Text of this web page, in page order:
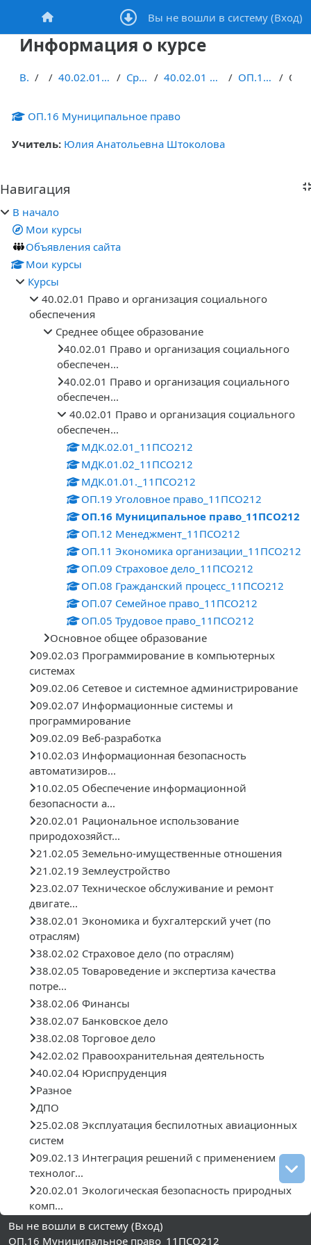
Перейти к основному содержанию
В начало Вы не вошли в систему (Вход)
Информация о курсе
В начало Курсы 40.02.01 Право и организация социального обеспечения Среднее общее образование 40.02.01 Право и организация социального обеспечения 2021 ОП.16 Муниципальное право_11ПСО212
ОП.16 Муниципальное право
Учитель: Юлия Анатольевна Штоколова
Блоки
Пропустить Навигация
Навигация
В начало
Мои курсы
Объявления сайта
Мои курсы
Курсы
40.02.01 Право и организация социального
обеспечения
Среднее общее образование
40.02.01 Право и организация социального
обеспечен...
40.02.01 Право и организация социального
обеспечен...
40.02.01 Право и организация социального
обеспечен...
МДК.02.01_11ПСО212
МДК.01.02_11ПСО212
МДК.01.01._11ПСО212
ОП.19 Уголовное право_11ПСО212
ОП.16 Муниципальное право_11ПСО212
ОП.12 Менеджмент_11ПСО212
ОП.11 Экономика организации_11ПСО212
ОП.09 Страховое дело_11ПСО212
ОП.08 Гражданский процесс_11ПСО212
ОП.07 Семейное право_11ПСО212
ОП.05 Трудовое право_11ПСО212
Основное общее образование
09.02.03 Программирование в компьютерных
системах
09.02.06 Сетевое и системное администрирование
09.02.07 Информационные системы и
программирование
09.02.09 Веб-разработка
10.02.03 Информационная безопасность
автоматизиров...
10.02.05 Обеспечение информационной
безопасности а...
20.02.01 Рациональное использование
природохозяйст...
21.02.05 Земельно-имущественные отношения
21.02.19 Землеустройство
23.02.07 Техническое обслуживание и ремонт
двигате...
38.02.01 Экономика и бухгалтерский учет (по
отраслям)
38.02.02 Страховое дело (по отраслям)
38.02.05 Товароведение и экспертиза качества
потре...
38.02.06 Финансы
38.02.07 Банковское дело
38.02.08 Торговое дело
42.02.02 Правоохранительная деятельность
40.02.04 Юриспруденция
Разное
ДПО
25.02.08 Эксплуатация беспилотных авиационных
систем
09.02.13 Интеграция решений с применением
технолог...
20.02.01 Экологическая безопасность природных
комп...
Вы не вошли в систему (Вход)
ОП.16 Муниципальное право_11ПСО212